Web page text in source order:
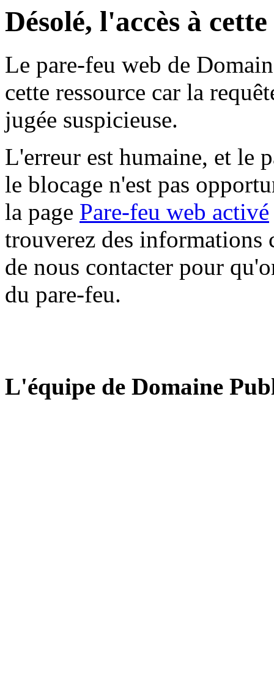
Désolé, l'accès à
Le pare-feu web de
cette ressource car la
jugée suspicieuse.
L'erreur est humaine, et le
le blocage n'est pas
la page Pare-feu web activé
trouverez des informations
de nous contacter pour
du pare-feu.
L'équipe de Domaine